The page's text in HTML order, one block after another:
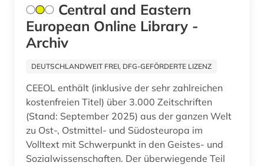
ahnenforschung (1)
aids (1)
akademie der künste (1)
akademie der wissenschaften (1)
Central and Eastern
European Online Library -
Archiv
DEUTSCHLANDWEIT FREI, DFG-GEFÖRDERTE LIZENZ
CEEOL enthält (inklusive der sehr zahlreichen
kostenfreien Titel) über 3.000 Zeitschriften
(Stand: September 2025) aus der ganzen Welt
zu Ost-, Ostmittel- und Südosteuropa im
Volltext mit Schwerpunkt in den Geistes- und
Sozialwissenschaften. Der überwiegende Teil